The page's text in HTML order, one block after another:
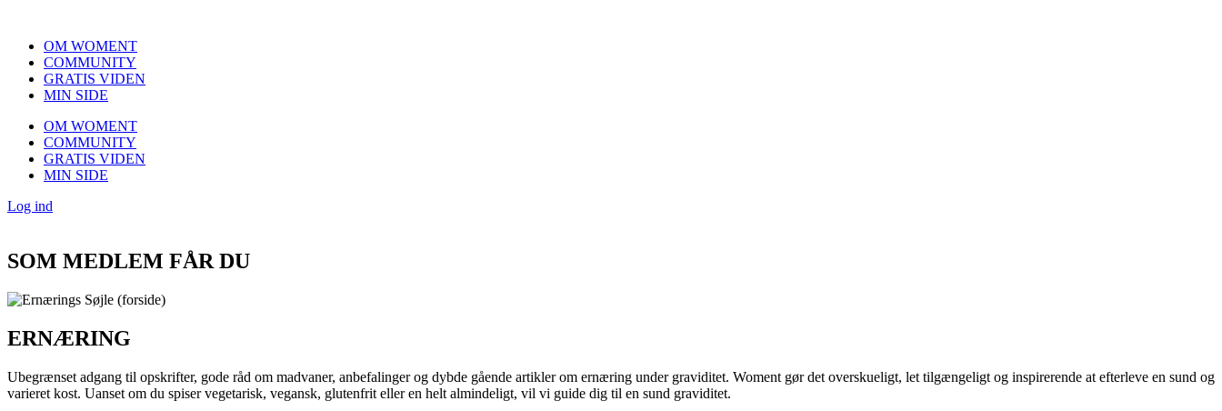
indholdOM WOMENT
COMMUNITY
GRATIS VIDEN
MIN SIDE
OM WOMENT
COMMUNITY
GRATIS VIDEN
MIN SIDE
Log ind
SOM MEDLEM FÅR DU
ERNÆRING
Ubegrænset adgang til opskrifter, gode råd om madvaner, anbefalinger og dybde gående artikler om ernæring under graviditet. Woment gør det overskueligt, let tilgængeligt og inspirerende at efterleve en sund og
varieret kost. Uanset om du spiser vegetarisk, vegansk, glutenfrit eller en helt almindeligt, vil vi guide dig til en sund graviditet.